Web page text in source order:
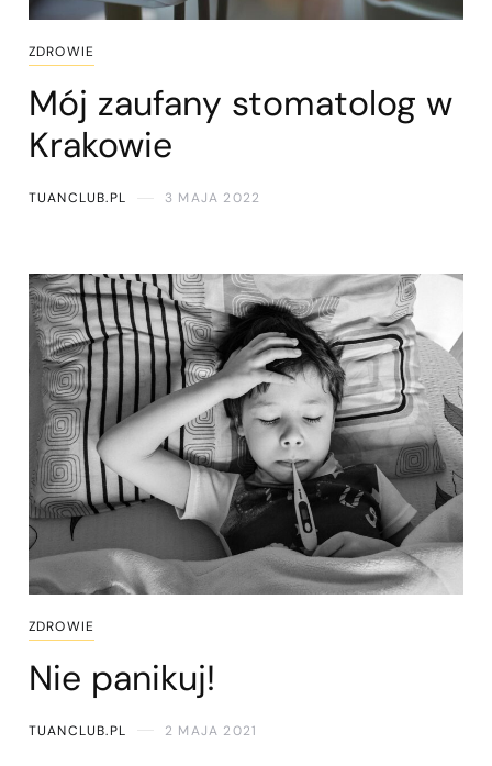
ZDROWIE
Mój zaufany stomatolog w
Krakowie
TUANCLUB.PL 3 MAJA 2022
ZDROWIE
Nie panikuj!
TUANCLUB.PL 2 MAJA 2021